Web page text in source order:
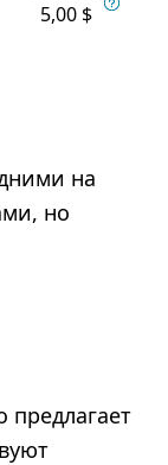
5,00 $
на
но
предлагает